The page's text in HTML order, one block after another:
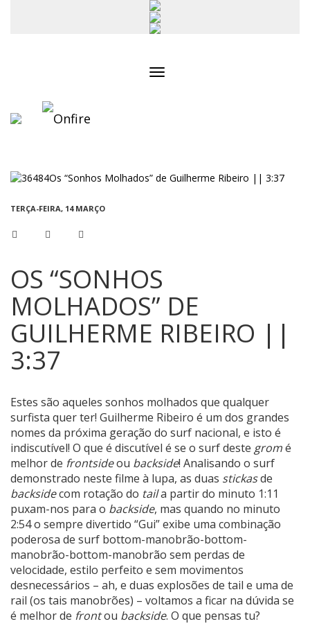
TERÇA-FEIRA, 14 MARÇO
OS “SONHOS
MOLHADOS” DE
GUILHERME RIBEIRO ||
3:37
Estes são aqueles sonhos molhados que qualquer
surfista quer ter! Guilherme Ribeiro é um dos grandes
nomes da próxima geração do surf nacional, e isto é
indiscutível! O que é discutível é se o surf deste gromé
melhor de frontsideou backside! Analisando o surf
demonstrado neste filme à lupa, as duas stickasde
backsidecom rotação do taila partir do minuto 1:11
puxam-nos para o backside, mas quando no minuto
2:54 o sempre divertido “Gui” exibe uma combinação
poderosa de surf bottom-manobrão-bottom-
manobrão-bottom-manobrão sem perdas de
velocidade, estilo perfeito e sem movimentos
desnecessários – ah, e duas explosões de tail e uma de
rail (os tais manobrões) – voltamos a ficar na dúvida se
é melhor de frontou backside. O que pensas tu?